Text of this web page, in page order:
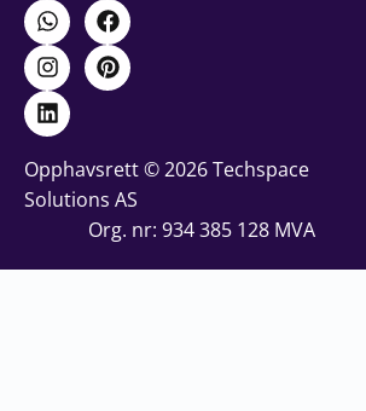
Opphavsrett © 2026 Techspace
Solutions AS
Org. nr: 934 385 128 MVA